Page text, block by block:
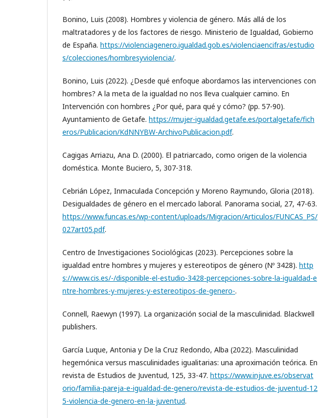
Bonino, Luis (2008). Hombres y violencia de género. Más allá de los
maltratadores y de los factores de riesgo. Ministerio de Igualdad, Gobierno
de España. https://violenciagenero.igualdad.gob.es/violenciaencifras/estudio
s/colecciones/hombresyviolencia/.
Bonino, Luis (2022). ¿Desde qué enfoque abordamos las intervenciones con
hombres? A la meta de la igualdad no nos lleva cualquier camino. En
Intervención con hombres ¿Por qué, para qué y cómo? (pp. 57-90).
Ayuntamiento de Getafe. https://mujer-igualdad.getafe.es/portalgetafe/fich
eros/Publicacion/KdNNYBW-ArchivoPublicacion.pdf.
Cagigas Arriazu, Ana D. (2000). El patriarcado, como origen de la violencia
doméstica. Monte Buciero, 5, 307-318.
Cebrián López, Inmaculada Concepción y Moreno Raymundo, Gloria (2018).
Desigualdades de género en el mercado laboral. Panorama social, 27, 47-63.
https://www.funcas.es/wp-content/uploads/Migracion/Articulos/FUNCAS_PS/
027art05.pdf.
Centro de Investigaciones Sociológicas (2023). Percepciones sobre la
igualdad entre hombres y mujeres y estereotipos de género (Nº 3428). http
s://www.cis.es/-/disponible-el-estudio-3428-percepciones-sobre-la-igualdad-e
ntre-hombres-y-mujeres-y-estereotipos-de-genero-.
Connell, Raewyn (1997). La organización social de la masculinidad. Blackwell
publishers.
García Luque, Antonia y De la Cruz Redondo, Alba (2022). Masculinidad
hegemónica versus masculinidades igualitarias: una aproximación teórica. En
revista de Estudios de Juventud, 125, 33-47. https://www.injuve.es/observat
orio/familia-pareja-e-igualdad-de-genero/revista-de-estudios-de-juventud-12
5-violencia-de-genero-en-la-juventud.